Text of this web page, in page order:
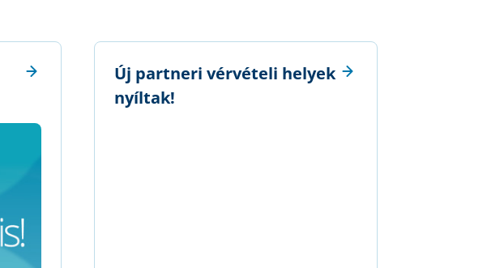
Új partneri vérvételi helyek
nyíltak!